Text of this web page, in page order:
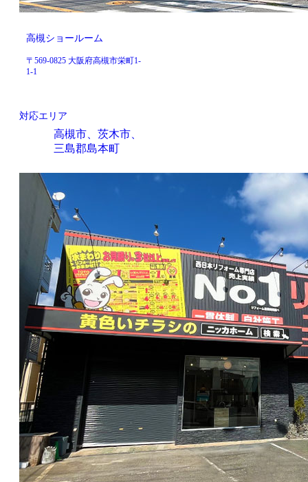
高槻ショールーム
〒569-0825 大阪府高槻市栄町1-
1-1
対応エリア
高槻市、茨木市、
三島郡島本町